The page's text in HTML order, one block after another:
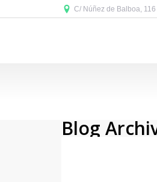
C/ Núñez de Balboa,
Blog